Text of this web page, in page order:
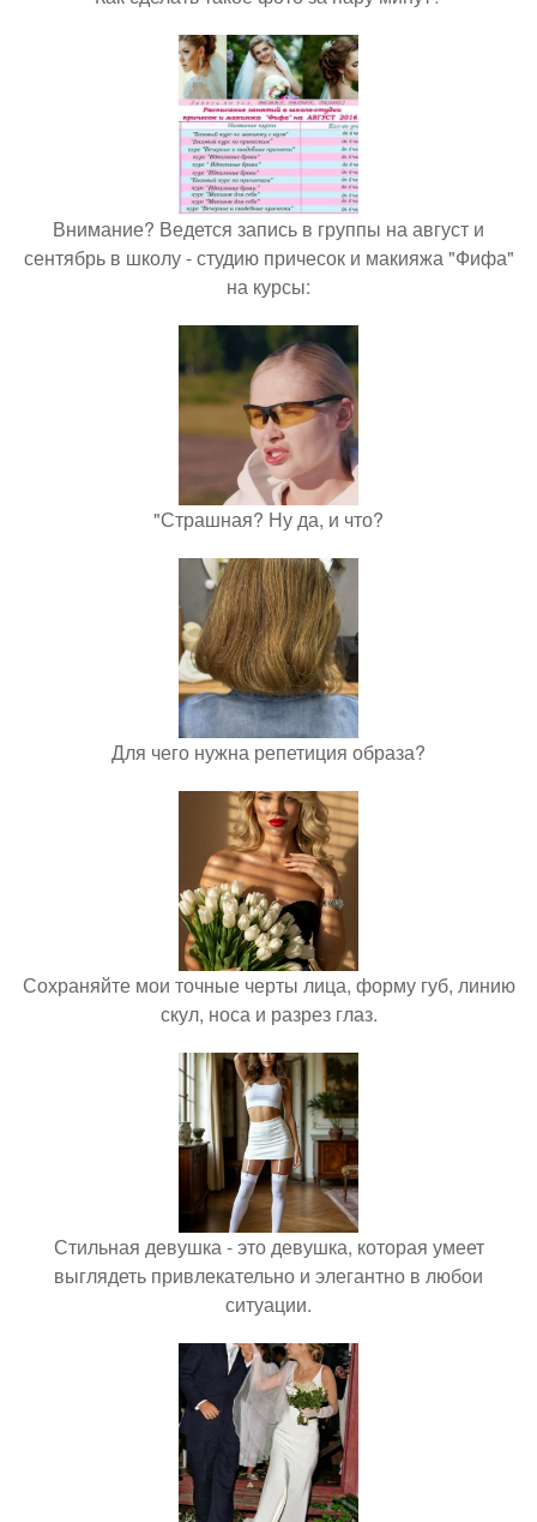
Внимание? Ведется запись в группы на август и
сентябрь в школу - студию причесок и макияжа "Фифа"
на курсы:
"Страшная? Ну да, и что?
Для чего нужна репетиция образа?
Сохраняйте мои точные черты лица, форму губ, линию
скул, носа и разрез глаз.
Стильная девушка - это девушка, которая умеет
выглядеть привлекательно и элегантно в любои
ситуации.